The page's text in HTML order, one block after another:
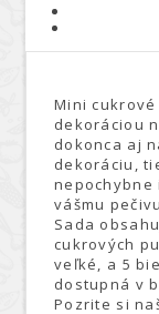
Mini
dekoráciou
dokonca aj
dekoráciu,
vášmu
Sada
cukrových
veľké, a 5
dostupná v
Pozrite si